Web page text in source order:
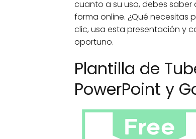
cuanto a su uso, debes
forma online. ¿Qué necesitas
clic, usa esta presentación y
oportuno.
Plantilla de
PowerPoint y